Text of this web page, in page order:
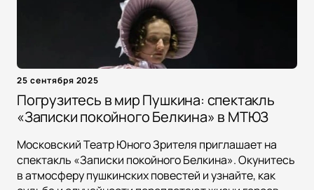
25 сентября 2025
Погрузитесь в мир Пушкина: спектакль
«Записки покойного Белкина» в МТЮЗ
Московский Театр Юного Зрителя приглашает на
спектакль «Записки покойного Белкина». Окунитесь
в атмосферу пушкинских повестей и узнайте, как